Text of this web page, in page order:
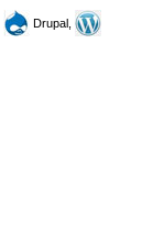
Drupal,